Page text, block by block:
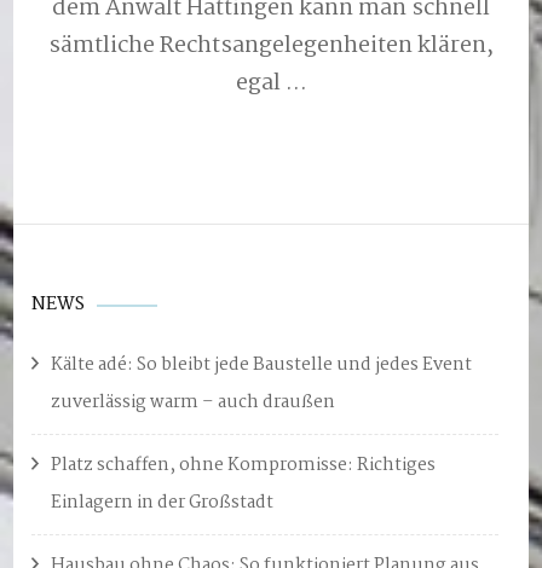
dem Anwalt Hattingen kann man schnell
sämtliche Rechtsangelegenheiten klären,
egal …
NEWS
Kälte adé: So bleibt jede Baustelle und jedes Event
zuverlässig warm – auch draußen
Platz schaffen, ohne Kompromisse: Richtiges
Einlagern in der Großstadt